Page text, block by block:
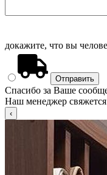
докажите, что вы
Спасибо за Ваше
Наш менеджер